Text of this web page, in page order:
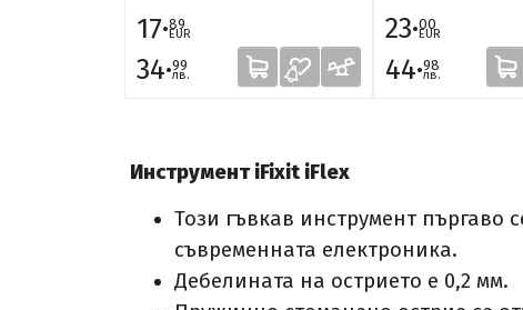
17·89
EUR
34·99
лв.
23·00
EUR
44·98
лв.
Инструмент iFixit iFlex
Този гъвкав инструмент пъргаво
съвременната електроника.
Дебелината на острието е 0,2 мм.